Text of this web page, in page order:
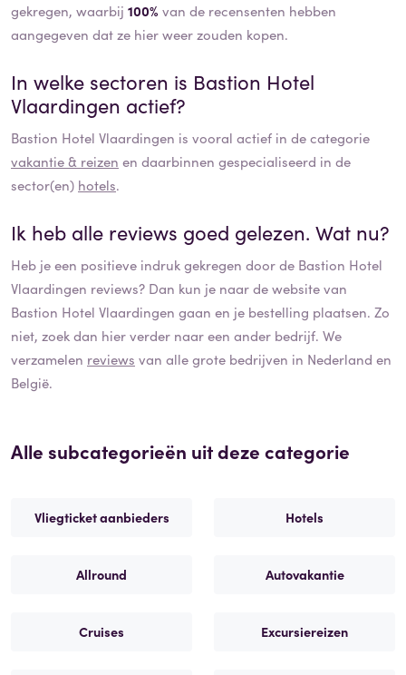
gekregen, waarbij 100% van de recensenten hebben
aangegeven dat ze hier weer zouden kopen.
In welke sectoren is Bastion Hotel
Vlaardingen actief?
Bastion Hotel Vlaardingen is vooral actief in de categorie
vakantie & reizen en daarbinnen gespecialiseerd in de
sector(en) hotels.
Ik heb alle reviews goed gelezen. Wat nu?
Heb je een positieve indruk gekregen door de Bastion Hotel
Vlaardingen reviews? Dan kun je naar de website van
Bastion Hotel Vlaardingen gaan en je bestelling plaatsen. Zo
niet, zoek dan hier verder naar een ander bedrijf. We
verzamelen reviews van alle grote bedrijven in Nederland en
België.
Alle subcategorieën uit deze categorie
Vliegticket aanbieders Hotels
Allround Autovakantie
Cruises Excursiereizen